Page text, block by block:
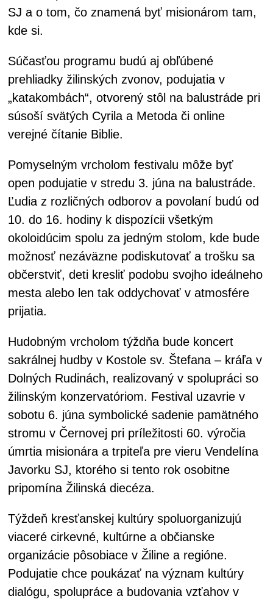
SJ a o tom, čo znamená byť misionárom tam,
kde si.
Súčasťou programu budú aj obľúbené
prehliadky žilinských zvonov, podujatia v
„katakombách“, otvorený stôl na balustráde pri
súsoší svätých Cyrila a Metoda či online
verejné čítanie Biblie.
Pomyselným vrcholom festivalu môže byť
open podujatie v stredu 3. júna na balustráde.
Ľudia z rozličných odborov a povolaní budú od
10. do 16. hodiny k dispozícii všetkým
okoloidúcim spolu za jedným stolom, kde bude
možnosť nezáväzne podiskutovať a trošku sa
občerstviť, deti kresliť podobu svojho ideálneho
mesta alebo len tak oddychovať v atmosfére
prijatia.
Hudobným vrcholom týždňa bude koncert
sakrálnej hudby v Kostole sv. Štefana – kráľa v
Dolných Rudinách, realizovaný v spolupráci so
žilinským konzervatóriom. Festival uzavrie v
sobotu 6. júna symbolické sadenie pamätného
stromu v Černovej pri príležitosti 60. výročia
úmrtia misionára a trpiteľa pre vieru Vendelína
Javorku SJ, ktorého si tento rok osobitne
pripomína Žilinská diecéza.
Týždeň kresťanskej kultúry spoluorganizujú
viaceré cirkevné, kultúrne a občianske
organizácie pôsobiace v Žiline a regióne.
Podujatie chce poukázať na význam kultúry
dialógu, spolupráce a budovania vzťahov v